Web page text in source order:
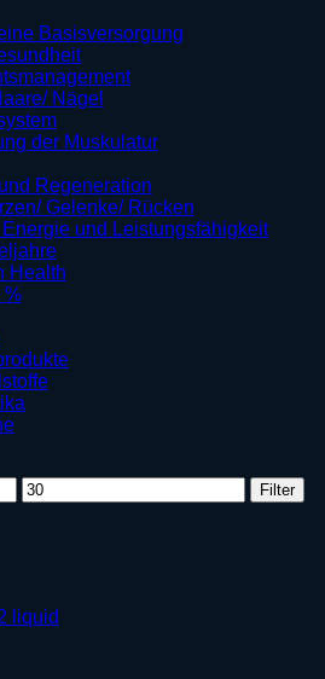
Basisversorgung
Nägel
der Muskulatur
Regeneration
Gelenke/ Rücken
Energie und Leistungsfähigkeit
Health
%
Max.
Preis
Filter
liquid